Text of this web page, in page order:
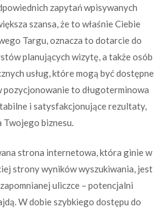
zapytań wpisywanych
szansa, że to właśnie Ciebie
Targu, oznacza to dotarcie do
planujących wizytę, a także osób
usług, które mogą być dostępne
pozycjonowanie to długoterminowa
i satysfakcjonujące rezultaty,
biznesu.
strona internetowa, która ginie w
strony wyników wyszukiwania, jest
uliczce – potencjalni
W dobie szybkiego dostępu do